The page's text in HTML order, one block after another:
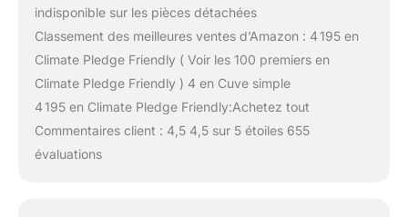
indisponible sur les pièces détachées
Classement des meilleures ventes d’Amazon : 4 195 en
Climate Pledge Friendly ( Voir les 100 premiers en
Climate Pledge Friendly ) 4 en Cuve simple
4 195 en Climate Pledge Friendly:Achetez tout
Commentaires client : 4,5 4,5 sur 5 étoiles 655
évaluations